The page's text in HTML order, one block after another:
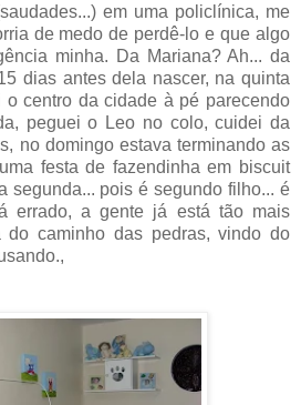
em uma policlínica, me
de medo de perdê-lo e que algo
minha. Da Mariana? Ah... da
dias antes dela nascer, na quinta
centro da cidade à pé parecendo
peguei o Leo no colo, cuidei da
no domingo estava terminando as
festa de fazendinha em biscuit
segunda... pois é segundo filho... é
errado, a gente já está tão mais
do caminho das pedras, vindo do